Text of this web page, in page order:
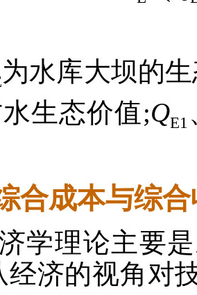
为水库大坝的
生态价值;QE1
合成本与综
学理论主要
经济的视角对